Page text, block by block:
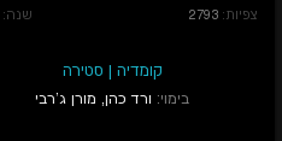
צפיות: 2793 שנה:
קומדיה | סטירה
בימוי: ורד כהן, מורן ג'רבי